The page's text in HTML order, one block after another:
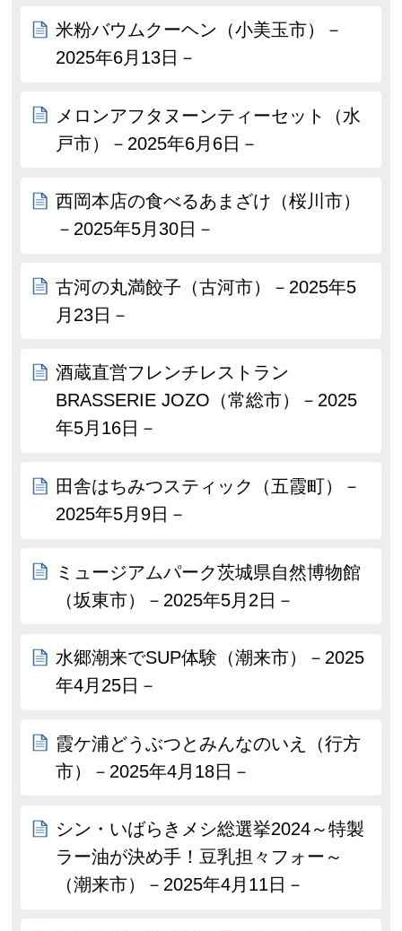
米粉バウムクーヘン（小美玉市）－
2025年6月13日－
メロンアフタヌーンティーセット（水
戸市）－2025年6月6日－
西岡本店の食べるあまざけ（桜川市）
－2025年5月30日－
古河の丸満餃子（古河市）－2025年5
月23日－
酒蔵直営フレンチレストラン
BRASSERIE JOZO（常総市）－2025
年5月16日－
田舎はちみつスティック（五霞町）－
2025年5月9日－
ミュージアムパーク茨城県自然博物館
（坂東市）－2025年5月2日－
水郷潮来でSUP体験（潮来市）－2025
年4月25日－
霞ケ浦どうぶつとみんなのいえ（行方
市）－2025年4月18日－
シン・いばらきメシ総選挙2024～特製
ラー油が決め手！豆乳担々フォー～
（潮来市）－2025年4月11日－